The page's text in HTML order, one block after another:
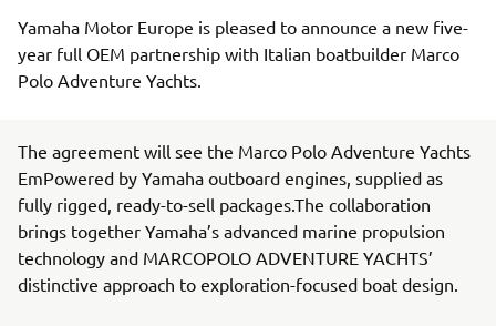
Yamaha Motor Europe is pleased to announce a new five-
year full OEM partnership with Italian boatbuilder Marco
Polo Adventure Yachts.
The agreement will see the Marco Polo Adventure Yachts
EmPowered by Yamaha outboard engines, supplied as
fully rigged, ready-to-sell packages.The collaboration
brings together Yamaha’s advanced marine propulsion
technology and MARCOPOLO ADVENTURE YACHTS’
distinctive approach to exploration-focused boat design.